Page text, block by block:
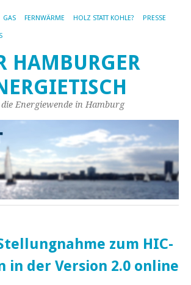
GAS FERNWÄRME HOLZ STATT KOHLE? PRESSE
HAMBURGER
Energiewende in Hamburg
zum HIC-
in der Version 2.0 online